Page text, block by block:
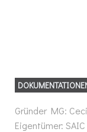
Gründer MG:
Eigentümer: